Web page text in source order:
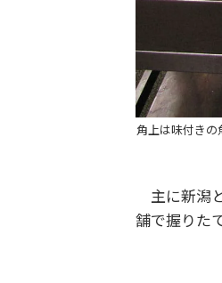
角上は味付き
主に新潟
舗で握りた